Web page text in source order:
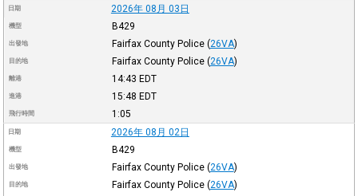
日期 2026年 08月 03日
機型 B429
出發地 Fairfax County Police (26VA)
目的地 Fairfax County Police (26VA)
離港 14:43 EDT
進港 15:48 EDT
飛行時間 1:05
日期 2026年 08月 02日
機型 B429
出發地 Fairfax County Police (26VA)
目的地 Fairfax County Police (26VA)